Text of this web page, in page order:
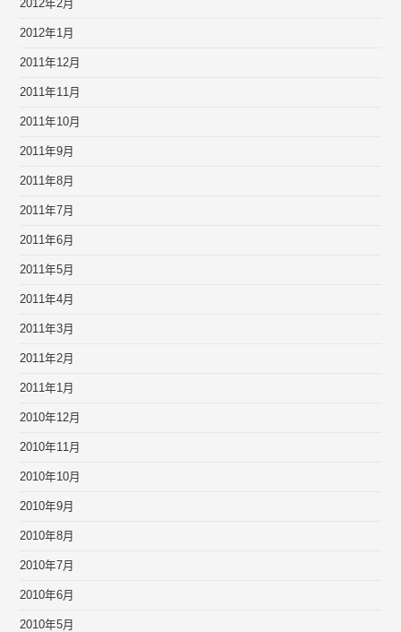
2012年2月
2012年1月
2011年12月
2011年11月
2011年10月
2011年9月
2011年8月
2011年7月
2011年6月
2011年5月
2011年4月
2011年3月
2011年2月
2011年1月
2010年12月
2010年11月
2010年10月
2010年9月
2010年8月
2010年7月
2010年6月
2010年5月